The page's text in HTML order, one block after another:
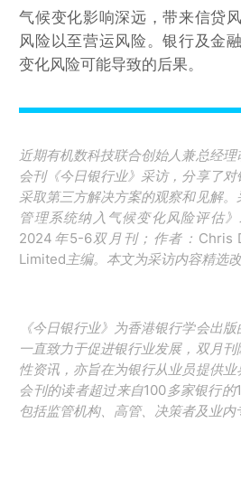
气候变化影响深远，带来信贷
风险以至营运风险。银行及金
变化风险可能导致的后果。
近期有机数科技联合创始人兼总经
会刊《今日银行业》采访，分享了
采取第三方解决方案的观察和见解
管理系统纳入气候变化风险评估
2024年5-6双月刊；作者：Chris
Limited主编。本文为采访内容精选改
《今日银行业》为香港银行学会出
一直致力于促进银行业发展，双月
性资讯，亦旨在为银行从业员提供业
会刊的读者超过来自100多家银行的
包括监管机构、高管、决策者及业内